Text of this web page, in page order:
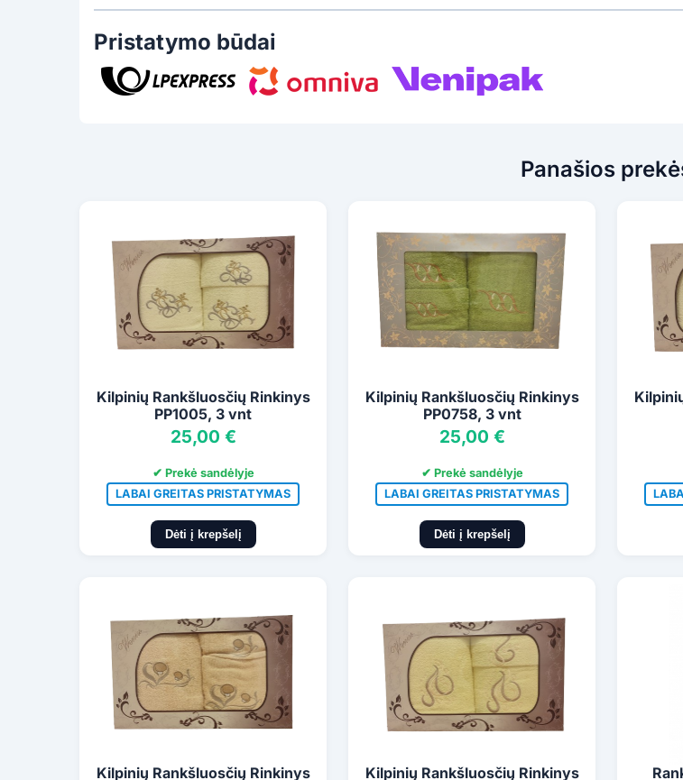
Pristatymo būdai
Panašios
Kilpinių Rankšluosčių Rinkinys
PP1005, 3 vnt
25,00 €
✔ Prekė sandėlyje
LABAI GREITAS PRISTATYMAS
Dėti į krepšelį
Kilpinių Rankšluosčių Rinkinys
PP0758, 3 vnt
25,00 €
✔ Prekė sandėlyje
LABAI GREITAS PRISTATYMAS
Dėti į krepšelį
Kilpinių Rankšluosčių Rinkinys
Kilpinių Rankšluosčių Rinkinys